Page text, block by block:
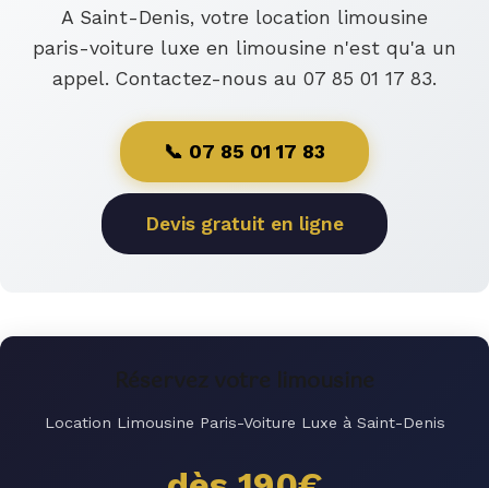
A Saint-Denis, votre location limousine
paris-voiture luxe en limousine n'est qu'a un
appel. Contactez-nous au 07 85 01 17 83.
📞 07 85 01 17 83
Devis gratuit en ligne
Réservez votre limousine
Location Limousine Paris-Voiture Luxe à Saint-Denis